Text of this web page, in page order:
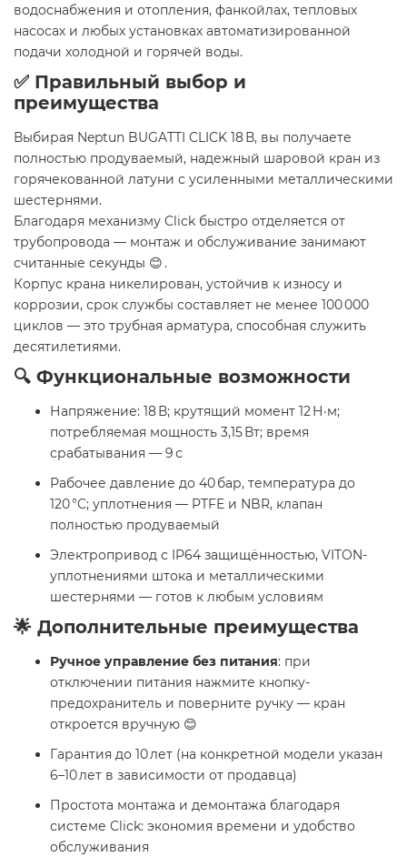
водоснабжения и отопления, фанкойлах, тепловых
насосах и любых установках автоматизированной
подачи холодной и горячей воды.
✅ Правильный выбор и
преимущества
Выбирая Neptun BUGATTI CLICK 18 В, вы получаете
полностью продуваемый, надежный шаровой кран из
горячекованной латуни с усиленными металлическими
шестернями.
Благодаря механизму Click быстро отделяется от
трубопровода — монтаж и обслуживание занимают
считанные секунды 😊 .
Корпус крана никелирован, устойчив к износу и
коррозии, срок службы составляет не менее 100 000
циклов — это трубная арматура, способная служить
десятилетиями.
🔍 Функциональные возможности
Напряжение: 18 В; крутящий момент 12 Н·м;
потребляемая мощность 3,15 Вт; время
срабатывания — 9 с
Рабочее давление до 40 бар, температура до
120 °C; уплотнения — PTFE и NBR, клапан
полностью продуваемый
Электропривод с IP64 защищённостью, VITON-
уплотнениями штока и металлическими
шестернями — готов к любым условиям
🌟 Дополнительные преимущества
Ручное управление без питания: при
отключении питания нажмите кнопку-
предохранитель и поверните ручку — кран
откроется вручную 😊
Гарантия до 10 лет (на конкретной модели указан
6–10 лет в зависимости от продавца)
Простота монтажа и демонтажа благодаря
системе Click: экономия времени и удобство
обслуживания